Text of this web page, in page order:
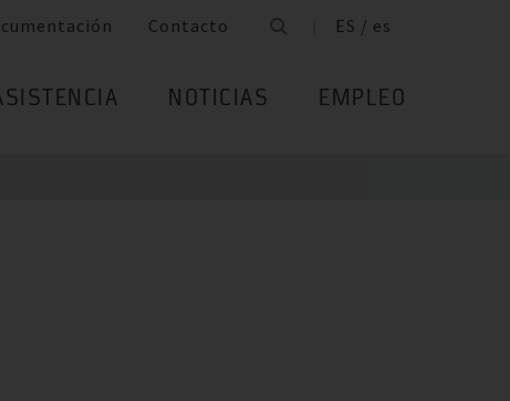
Contacto ES / es
NOTICIAS EMPLEO